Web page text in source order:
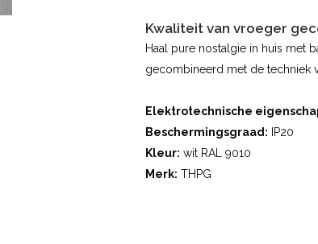
Kwaliteit van vroeger
Haal pure nostalgie in huis met
gecombineerd met de techniek
Elektrotechnische
Beschermingsgraad: IP20
Kleur: wit RAL 9010
Merk: THPG